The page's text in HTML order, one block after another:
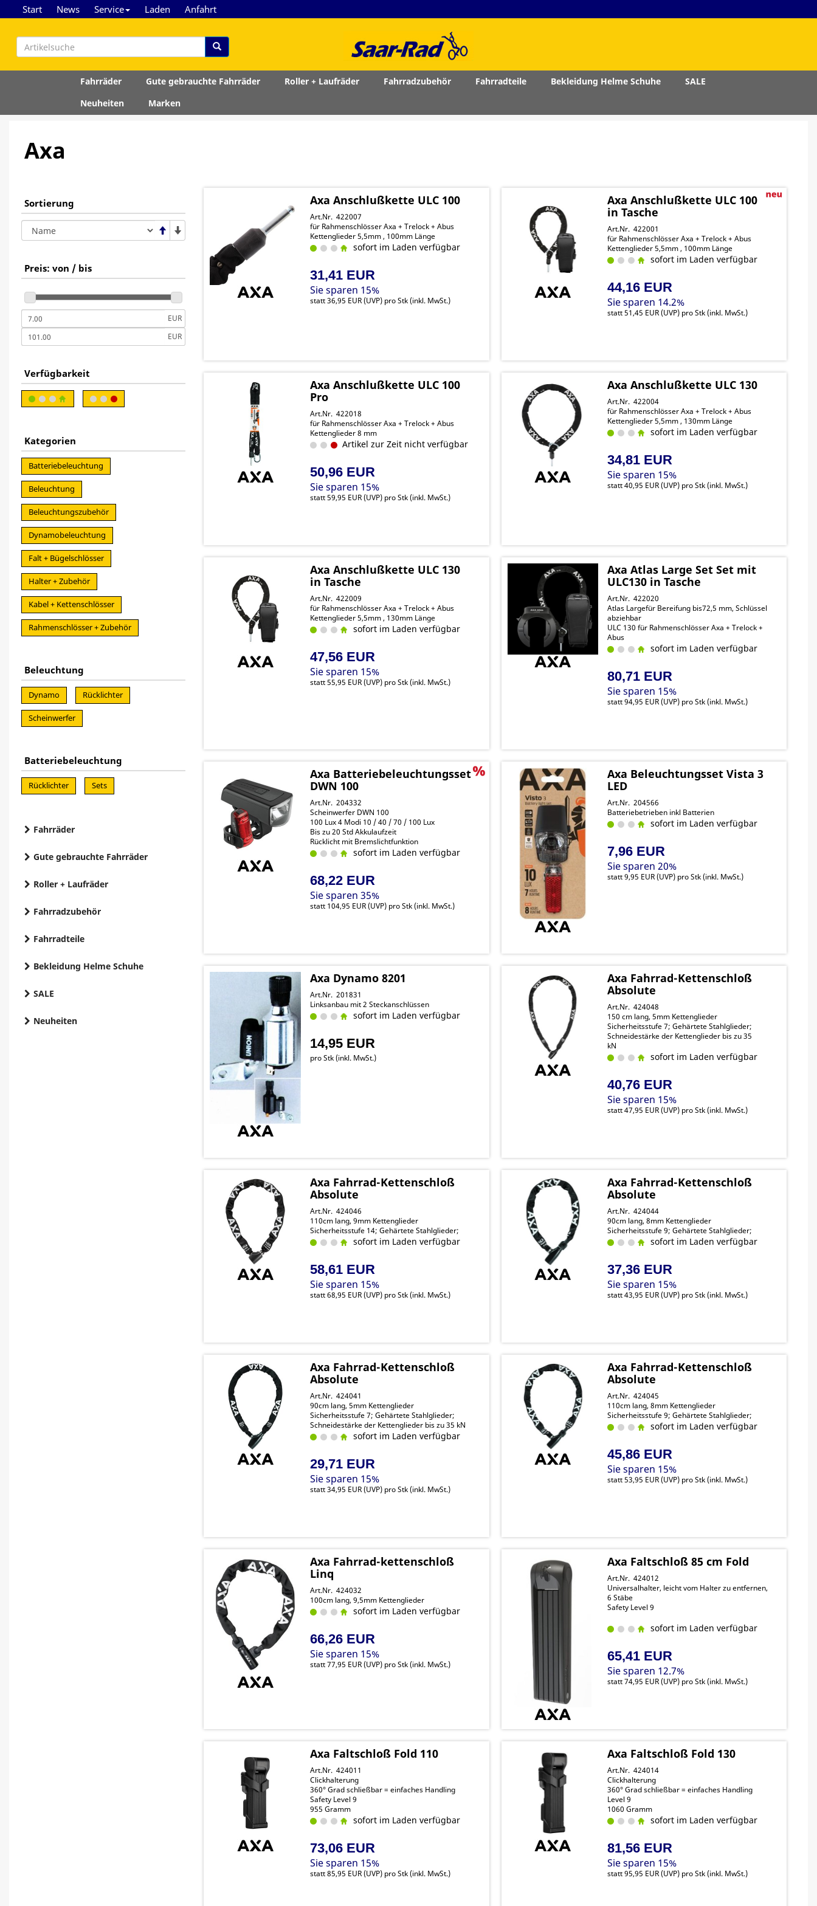
Start News Service Laden Anfahrt
Fahrräder Gute gebrauchte Fahrräder Roller + Laufräder Fahrradzubehör Fahrradteile Bekleidung Helme Schuhe
SALE
Neuheiten
Marken
Axa
Sortierung
Preis: von / bis
EUR
EUR
Verfügbarkeit
Kategorien
Batteriebeleuchtung
Beleuchtung
Beleuchtungszubehör
Dynamobeleuchtung
Falt + Bügelschlösser
Halter + Zubehör
Kabel + Kettenschlösser
Rahmenschlösser + Zubehör
Beleuchtung
Dynamo Rücklichter
Scheinwerfer
Batteriebeleuchtung
Rücklichter Sets
Fahrräder
Gute gebrauchte Fahrräder
Roller + Laufräder
Fahrradzubehör
Fahrradteile
Bekleidung Helme Schuhe
SALE
Neuheiten
Axa Anschlußkette ULC 100
Art.Nr. 422007
für Rahmenschlösser Axa + Trelock + Abus
Kettenglieder 5,5mm , 100mm Länge
sofort im Laden verfügbar
31,41 EUR
Sie sparen 15%
statt36,95 EUR(UVP) pro Stk (inkl. MwSt.)
Axa Anschlußkette ULC 100
in Tasche
Art.Nr. 422001
für Rahmenschlösser Axa + Trelock + Abus
Kettenglieder 5,5mm , 100mm Länge
sofort im Laden verfügbar
44,16 EUR
Sie sparen 14.2%
statt51,45 EUR(UVP) pro Stk (inkl. MwSt.)
Axa Anschlußkette ULC 100
Pro
Art.Nr. 422018
für Rahmenschlösser Axa + Trelock + Abus
Kettenglieder 8 mm
Artikel zur Zeit nicht verfügbar
50,96 EUR
Sie sparen 15%
statt59,95 EUR(UVP) pro Stk (inkl. MwSt.)
Axa Anschlußkette ULC 130
Art.Nr. 422004
für Rahmenschlösser Axa + Trelock + Abus
Kettenglieder 5,5mm , 130mm Länge
sofort im Laden verfügbar
34,81 EUR
Sie sparen 15%
statt40,95 EUR(UVP) pro Stk (inkl. MwSt.)
Axa Anschlußkette ULC 130
in Tasche
Art.Nr. 422009
für Rahmenschlösser Axa + Trelock + Abus
Kettenglieder 5,5mm , 130mm Länge
sofort im Laden verfügbar
47,56 EUR
Sie sparen 15%
statt55,95 EUR(UVP) pro Stk (inkl. MwSt.)
Axa Atlas Large Set Set mit
ULC130 in Tasche
Art.Nr. 422020
Atlas Largefür Bereifung bis72,5 mm, Schlüssel
abziehbar
ULC 130 für Rahmenschlösser Axa + Trelock +
Abus
Kettenglieder 5,5mm , 130mm Länge
sofort im Laden verfügbar
80,71 EUR
Sie sparen 15%
statt94,95 EUR(UVP) pro Stk (inkl. MwSt.)
Axa Batteriebeleuchtungsset
DWN 100
Art.Nr. 204332
Scheinwerfer DWN 100
100 Lux 4 Modi 10 / 40 / 70 / 100 Lux
Bis zu 20 Std Akkulaufzeit
Rücklicht mit Bremslichtfunktion
sofort im Laden verfügbar
68,22 EUR
Sie sparen 35%
statt 104,95 EUR(UVP) pro Stk (inkl. MwSt.)
Axa Beleuchtungsset Vista 3
LED
Art.Nr. 204566
Batteriebetrieben inkl Batterien
sofort im Laden verfügbar
7,96 EUR
Sie sparen 20%
statt9,95 EUR(UVP) pro Stk (inkl. MwSt.)
Axa Dynamo 8201
Art.Nr. 201831
Linksanbau mit 2 Steckanschlüssen
sofort im Laden verfügbar
14,95 EUR
pro Stk (inkl. MwSt.)
Axa Fahrrad-Kettenschloß
Absolute
Art.Nr. 424048
150 cm lang, 5mm Kettenglieder
Sicherheitsstufe 7; Gehärtete Stahlglieder;
Schneidestärke der Kettenglieder bis zu 35
kN
sofort im Laden verfügbar
40,76 EUR
Sie sparen 15%
statt47,95 EUR(UVP) pro Stk (inkl. MwSt.)
Axa Fahrrad-Kettenschloß
Absolute
Art.Nr. 424046
110cm lang, 9mm Kettenglieder
Sicherheitsstufe 14; Gehärtete Stahlglieder;
sofort im Laden verfügbar
58,61 EUR
Sie sparen 15%
statt68,95 EUR(UVP) pro Stk (inkl. MwSt.)
Axa Fahrrad-Kettenschloß
Absolute
Art.Nr. 424044
90cm lang, 8mm Kettenglieder
Sicherheitsstufe 9; Gehärtete Stahlglieder;
sofort im Laden verfügbar
37,36 EUR
Sie sparen 15%
statt43,95 EUR(UVP) pro Stk (inkl. MwSt.)
Axa Fahrrad-Kettenschloß
Absolute
Art.Nr. 424041
90cm lang, 5mm Kettenglieder
Sicherheitsstufe 7; Gehärtete Stahlglieder;
Schneidestärke der Kettenglieder bis zu 35 kN
sofort im Laden verfügbar
29,71 EUR
Sie sparen 15%
statt34,95 EUR(UVP) pro Stk (inkl. MwSt.)
Axa Fahrrad-Kettenschloß
Absolute
Art.Nr. 424045
110cm lang, 8mm Kettenglieder
Sicherheitsstufe 9; Gehärtete Stahlglieder;
sofort im Laden verfügbar
45,86 EUR
Sie sparen 15%
statt53,95 EUR(UVP) pro Stk (inkl. MwSt.)
Axa Fahrrad-kettenschloß
Linq
Art.Nr. 424032
100cm lang, 9,5mm Kettenglieder
sofort im Laden verfügbar
66,26 EUR
Sie sparen 15%
statt77,95 EUR(UVP) pro Stk (inkl. MwSt.)
Axa Faltschloß 85 cm Fold
Art.Nr. 424012
Universalhalter, leicht vom Halter zu entfernen,
6 Stäbe
Safety Level 9
sofort im Laden verfügbar
65,41 EUR
Sie sparen 12.7%
statt74,95 EUR(UVP) pro Stk (inkl. MwSt.)
Axa Faltschloß Fold 110
Art.Nr. 424011
Clickhalterung
360° Grad schließbar = einfaches Handling
Safety Level 9
955 Gramm
sofort im Laden verfügbar
73,06 EUR
Sie sparen 15%
statt85,95 EUR(UVP) pro Stk (inkl. MwSt.)
Axa Faltschloß Fold 130
Art.Nr. 424014
Clickhalterung
360° Grad schließbar = einfaches Handling
Level 9
1060 Gramm
sofort im Laden verfügbar
81,56 EUR
Sie sparen 15%
statt95,95 EUR(UVP) pro Stk (inkl. MwSt.)